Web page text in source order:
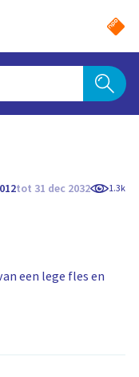
tot 31 dec 2032 1.3k
een lege fles en